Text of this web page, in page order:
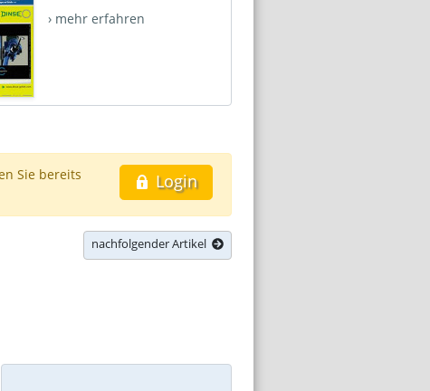
› mehr erfahren
Login
Sie bereits
nachfolgender Artikel